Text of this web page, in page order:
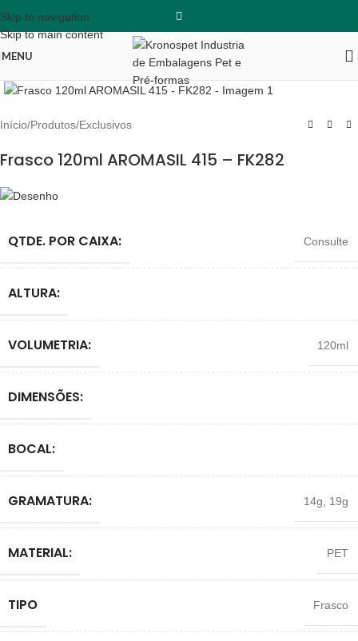
Skip to navigation
Skip to main content
MENU
Clique para ampliar
Início/Produtos/Exclusivos
Frasco 120ml AROMASIL 415 – FK282
QTDE. POR CAIXA: Consulte
ALTURA:
VOLUMETRIA: 120ml
DIMENSÕES:
BOCAL:
GRAMATURA: 14g 19g
MATERIAL: PET
TIPO Frasco